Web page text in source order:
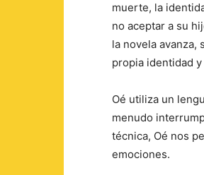
muerte, la
no aceptar a su
la novela avanza,
propia identidad
Oé utiliza un
menudo
técnica, Oé nos
emociones.